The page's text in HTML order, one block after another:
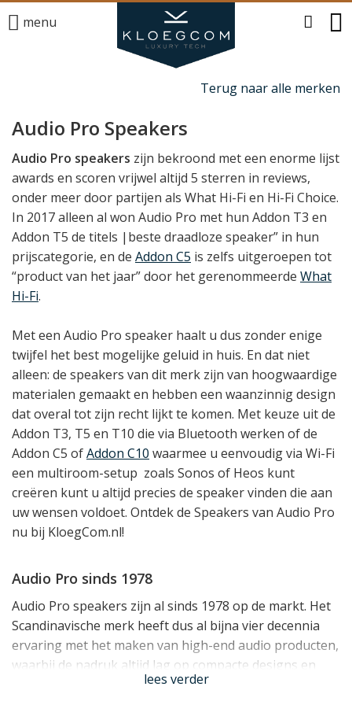
menu
Terug naar alle merken
Audio Pro Speakers
Audio Pro speakers zijn bekroond met een enorme lijst
awards en scoren vrijwel altijd 5 sterren in reviews,
onder meer door partijen als What Hi-Fi en Hi-Fi Choice.
In 2017 alleen al won Audio Pro met hun Addon T3 en
Addon T5 de titels |beste draadloze speaker” in hun
prijscategorie, en de Addon C5 is zelfs uitgeroepen tot
“product van het jaar” door het gerenommeerde What
Hi-Fi.
Met een Audio Pro speaker haalt u dus zonder enige
twijfel het best mogelijke geluid in huis. En dat niet
alleen: de speakers van dit merk zijn van hoogwaardige
materialen gemaakt en hebben een waanzinnig design
dat overal tot zijn recht lijkt te komen. Met keuze uit de
Addon T3, T5 en T10 die via Bluetooth werken of de
Addon C5 ofAddon C10 waarmee u eenvoudig via Wi-Fi
een multiroom-setup zoals Sonos of Heos kunt
creëren kunt u altijd precies de speaker vinden die aan
uw wensen voldoet. Ontdek de Speakers van Audio Pro
nu bij KloegCom.nl!
Audio Pro sinds 1978
Audio Pro speakers zijn al sinds 1978 op de markt. Het
Scandinavische merk heeft dus al bijna vier decennia
ervaring met het maken van high-end audio producten,
waarbij de nadruk altijd lag op compacte designs en
superieure geluidskwaliteit. Het begon destijds met een
lees verder